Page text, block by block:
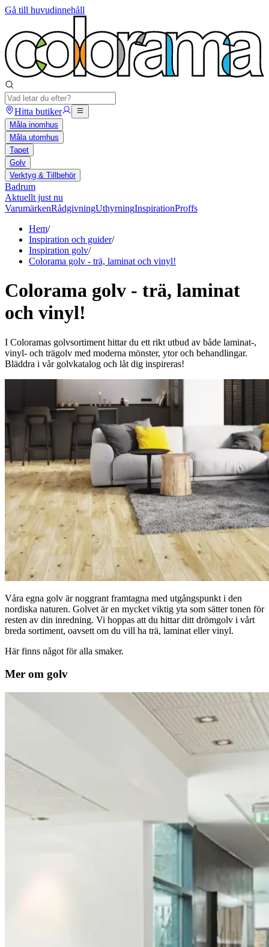
Gå till huvudinnehåll
Hitta butiker
Måla inomhus
Måla utomhus
Tapet
Golv
Verktyg & Tillbehör
Badrum
Aktuellt just nu
VarumärkenRådgivningUthyrningInspirationProffs
Hem/
Inspiration och guider/
Inspiration golv/
Colorama golv - trä, laminat och vinyl!
Colorama golv - trä, laminat
och vinyl!
I Coloramas golvsortiment hittar du ett rikt utbud av både laminat-,
vinyl- och trägolv med moderna mönster, ytor och behandlingar.
Bläddra i vår golvkatalog och låt dig inspireras!
Våra egna golv är noggrant framtagna med utgångspunkt i den
nordiska naturen. Golvet är en mycket viktig yta som sätter tonen för
resten av din inredning. Vi hoppas att du hittar ditt drömgolv i vårt
breda sortiment, oavsett om du vill ha trä, laminat eller vinyl.
Här finns något för alla smaker.
Mer om golv